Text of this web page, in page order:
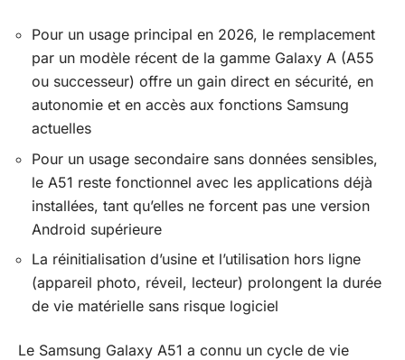
Pour un usage principal en 2026, le remplacement
par un modèle récent de la gamme Galaxy A (A55
ou successeur) offre un gain direct en sécurité, en
autonomie et en accès aux fonctions Samsung
actuelles
Pour un usage secondaire sans données sensibles,
le A51 reste fonctionnel avec les applications déjà
installées, tant qu’elles ne forcent pas une version
Android supérieure
La réinitialisation d’usine et l’utilisation hors ligne
(appareil photo, réveil, lecteur) prolongent la durée
de vie matérielle sans risque logiciel
Le Samsung Galaxy A51 a connu un cycle de vie